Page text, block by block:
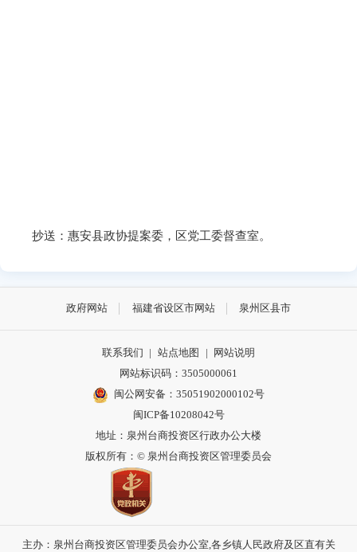
抄送：惠安县政协提案委，区党工委督查室。
政府网站 福建省设区市网站 泉州区县市
联系我们 | 站点地图 | 网站说明
网站标识码：3505000061
闽公网安备：35051902000102号
闽ICP备10208042号
地址：泉州台商投资区行政办公大楼
版权所有：© 泉州台商投资区管理委员会
主办：泉州台商投资区管理委员会办公室,各乡镇人民政府及区直有关